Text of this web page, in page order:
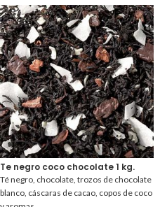
Te negro coco chocolate 1 kg.
Té negro, chocolate, trozos de chocolate
blanco, cáscaras de cacao, copos de coco